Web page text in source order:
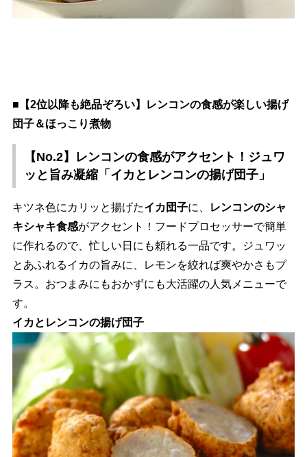
■【2位以降も絶品ぞろい】レンコンの食感が楽しい揚げ
団子＆ほっこり煮物
【No.2】レンコンの食感がアクセント！ジュワ
ッと旨み凝縮「イカとレンコンの揚げ団子」
キツネ色にカリッと揚げたイカ団子に、
レンコンのシャ
キシャキ食感がアクセント！フードプロセッサーで簡単
に作れるので、忙しい日にも頼れる一品です。ジュワッ
とあふれるイカの旨みに、レモンを絞れば爽やかさもプ
ラス。おつまみにもおかずにも大活躍の人気メニューで
す。
イカとレンコンの揚げ団子